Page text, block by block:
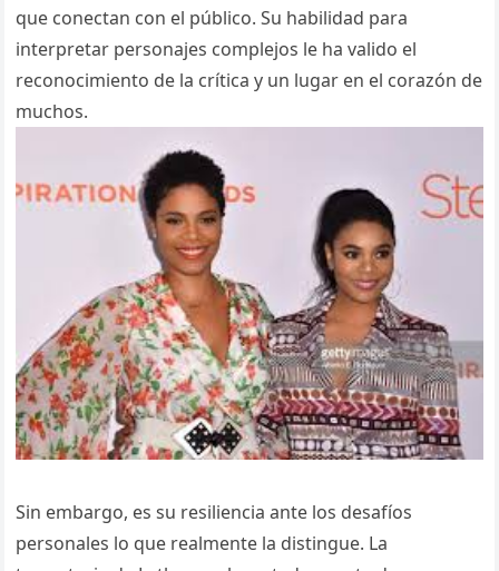
que conectan con el público. Su habilidad para
interpretar personajes complejos le ha valido el
reconocimiento de la crítica y un lugar en el corazón de
muchos.
Sin embargo, es su resiliencia ante los desafíos
personales lo que realmente la distingue. La